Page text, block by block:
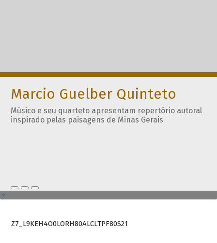
Marcio Guelber Quinteto
Músico e seu quarteto apresentam repertório autoral
inspirado pelas paisagens de Minas Gerais
Z7_L9KEH4O0LORH80ALCLTPF80S21